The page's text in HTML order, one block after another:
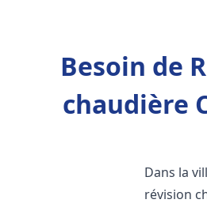
Besoin de
chaudière
Dans la
révision